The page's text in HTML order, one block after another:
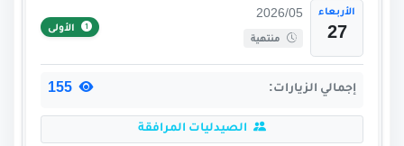
الأربعاء
27
2026/05
منتهية
الأولى
إجمالي الزيارات:
الصيدليات المرافقة